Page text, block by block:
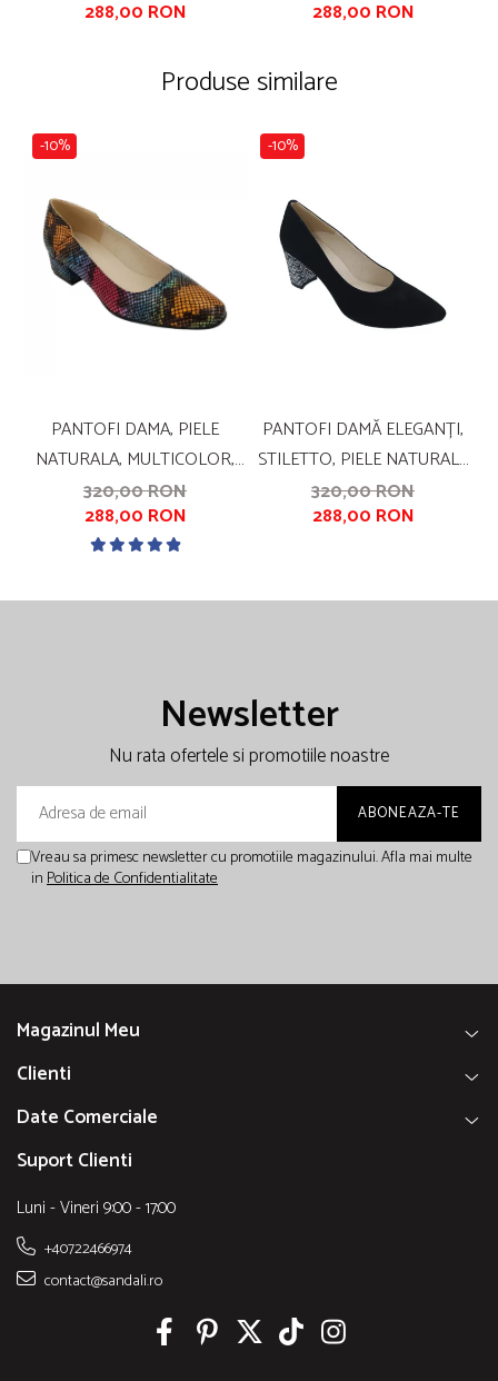
288,00 RON
FUNDĂ, NEGRU FLORAL,
288,00 RON
Produse similare
-10%
PANTOFI DAMA, PIELE
NATURALA, MULTICOLOR,
CU IMPRIMEU SARPE, TOC
MIC, GROS, SANDALI
320,00 RON
288,00 RON
-10%
PANTOFI DAMĂ ELEGANȚI,
STILETTO, PIELE NATURALĂ
VELUR, TOC GROS
ÎMBRĂCAT, NEGRU ZIG-ZAG,
320,00 RON
288,00 RON
Newsletter
Nu rata ofertele si promotiile noastre
Vreau sa primesc newsletter cu promotiile magazinului. Afla mai multe
inPolitica de Confidentialitate
Magazinul Meu
Clienti
Date Comerciale
Suport Clienti
Luni - Vineri 9:00 - 17:00
+40722466974
contact@sandali.ro